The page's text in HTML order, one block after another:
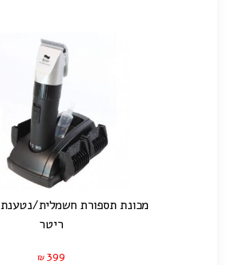
מכונת תספורת חשמלית/נטענת F-1BS –
ריטר
₪ 399